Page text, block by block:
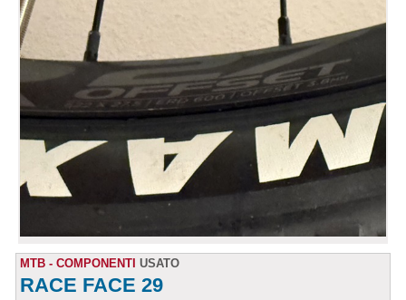
MTB - COMPONENTI USATO
RACE FACE 29